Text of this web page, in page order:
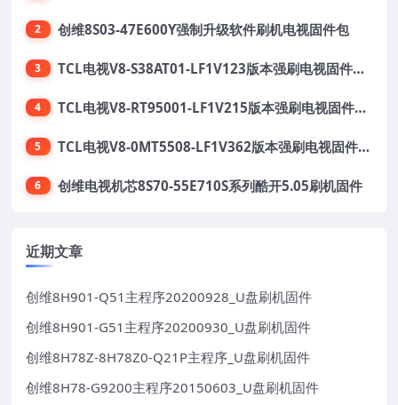
2 创维8S03-47E600Y强制升级软件刷机电视固件包
3 TCL电视V8-S38AT01-LF1V123版本强刷电视固件包下载
4 TCL电视V8-RT95001-LF1V215版本强刷电视固件包下载
5 TCL电视V8-0MT5508-LF1V362版本强刷电视固件包下载
6 创维电视机芯8S70-55E710S系列酷开5.05刷机固件
近期文章
创维8H901-Q51主程序20200928_U盘刷机固件
创维8H901-G51主程序20200930_U盘刷机固件
创维8H78Z-8H78Z0-Q21P主程序_U盘刷机固件
创维8H78-G9200主程序20150603_U盘刷机固件